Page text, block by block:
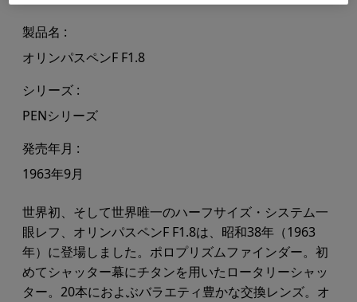
製品名
オリンパスペンF F1.8
シリーズ
PENシリーズ
発売年月
1963年9月
世界初、そして世界唯一のハーフサイズ・システム一
眼レフ、オリンパスペンF F1.8は、昭和38年（1963
年）に登場しました。ポロプリズムファインダー。初
めてシャッター幕にチタンを用いたロータリーシャッ
ター。20本におよぶバラエティ豊かな交換レンズ。オ